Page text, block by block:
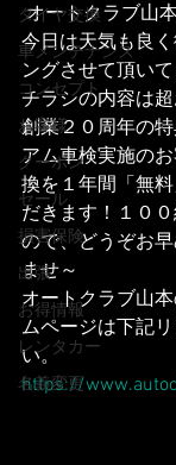
タイヤ交換
車メンテナンス
コンセプト
お客様
クーポン
セール
損害保険
出張
お得情報
レンタカー
名義変更
オートクラブ山本
今日は天気も良
ングさせて頂いて
チラシの内容は超
創業２０周年の
アム車検実施の
換を１年間「無
だきます！１０
ので、どうぞお
ませ～
オートクラブ山
ムページは下記
い。
https://